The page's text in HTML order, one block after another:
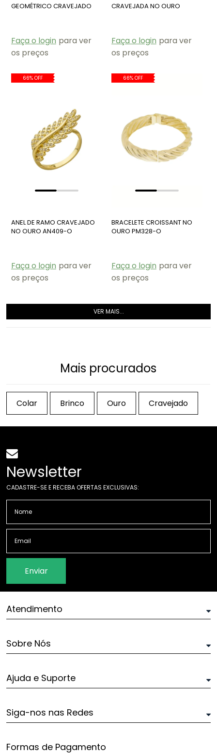
GEOMÉTRICO CRAVEJADO
Faça o login para ver
os preços
CRAVEJADA NO OURO
Faça o login para ver
os preços
66% OFF
ANEL DE RAMO CRAVEJADO
NO OURO AN409-O
Faça o login para ver
os preços
66% OFF
BRACELETE CROISSANT NO
OURO PM328-O
Faça o login para ver
os preços
VER MAIS...
Mais procurados
Colar Brinco Ouro Cravejado
Newsletter
CADASTRE-SE E RECEBA OFERTAS EXCLUSIVAS:
Enviar
Atendimento
Sobre Nós
Ajuda e Suporte
Siga-nos nas Redes
Formas de Pagamento